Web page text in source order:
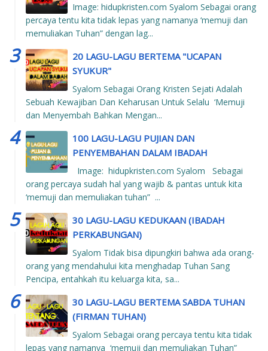
Image: hidupkristen.com Syalom Sebagai orang
percaya tentu kita tidak lepas yang namanya ‘memuji dan
memuliakan Tuhan” dengan lag...
20 LAGU-LAGU BERTEMA "UCAPAN
SYUKUR"
Syalom Sebagai Orang Kristen Sejati Adalah
Sebuah Kewajiban Dan Keharusan Untuk Selalu ‘Memuji
dan Menyembah Bahkan Mengan...
100 LAGU-LAGU PUJIAN DAN
PENYEMBAHAN DALAM IBADAH
Image: hidupkristen.com Syalom Sebagai
orang percaya sudah hal yang wajib & pantas untuk kita
‘memuji dan memuliakan tuhan” ...
30 LAGU-LAGU KEDUKAAN (IBADAH
PERKABUNGAN)
Syalom Tidak bisa dipungkiri bahwa ada orang-
orang yang mendahului kita menghadap Tuhan Sang
Pencipa, entahkah itu keluarga kita, sa...
30 LAGU-LAGU BERTEMA SABDA TUHAN
(FIRMAN TUHAN)
Syalom Sebagai orang percaya tentu kita tidak
lepas yang namanya ‘memuji dan memuliakan Tuhan”